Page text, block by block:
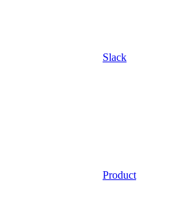
Slack
Product